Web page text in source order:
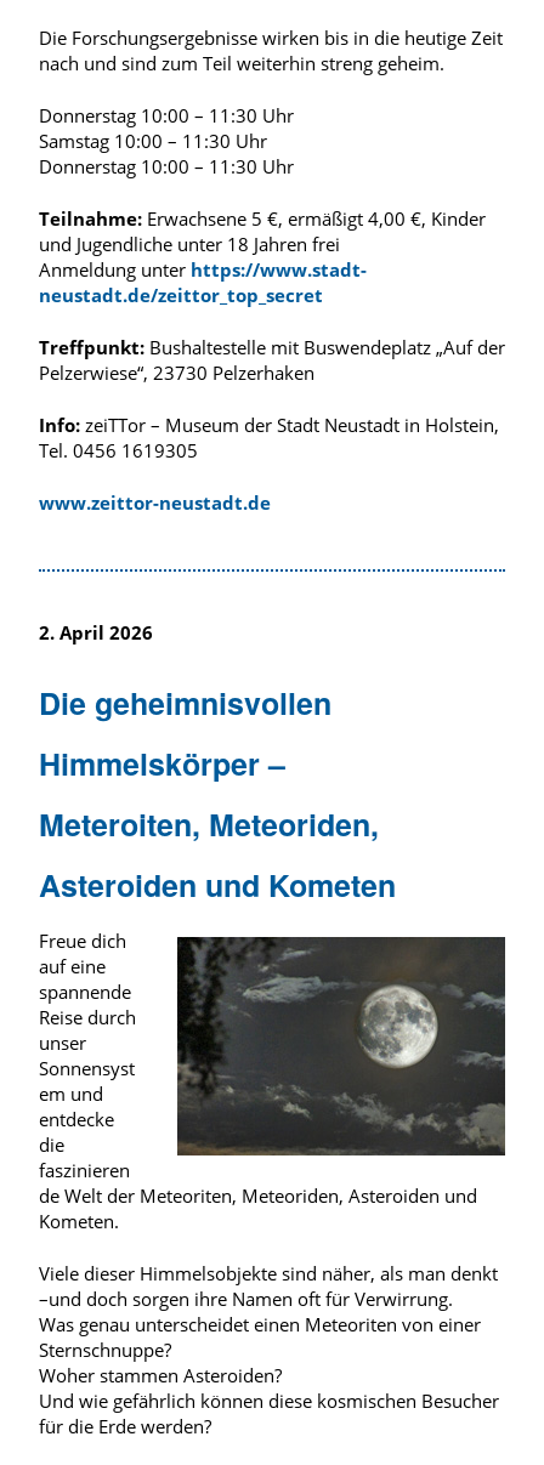
Die Forschungsergebnisse wirken bis in die heutige Zeit
nach und sind zum Teil weiterhin streng geheim.
Donnerstag 10:00 – 11:30 Uhr
Samstag 10:00 – 11:30 Uhr
Donnerstag 10:00 – 11:30 Uhr
Teilnahme: Erwachsene 5 €, ermäßigt 4,00 €, Kinder
und Jugendliche unter 18 Jahren frei
Anmeldung unter https://www.stadt-
neustadt.de/zeittor_top_secret
Treffpunkt: Bushaltestelle mit Buswendeplatz „Auf der
Pelzerwiese“, 23730 Pelzerhaken
Info: zeiTTor – Museum der Stadt Neustadt in Holstein,
Tel. 0456 1619305
www.zeittor-neustadt.de
2. April 2026
Die geheimnisvollen
Himmelskörper –
Meteroiten, Meteoriden,
Asteroiden und Kometen
Freue dich
auf eine
spannende
Reise durch
unser
Sonnensyst
em und
entdecke
die
faszinieren
de Welt der Meteoriten, Meteoriden, Asteroiden und
Kometen.
Viele dieser Himmelsobjekte sind näher, als man denkt
–und doch sorgen ihre Namen oft für Verwirrung.
Was genau unterscheidet einen Meteoriten von einer
Sternschnuppe?
Woher stammen Asteroiden?
Und wie gefährlich können diese kosmischen Besucher
für die Erde werden?